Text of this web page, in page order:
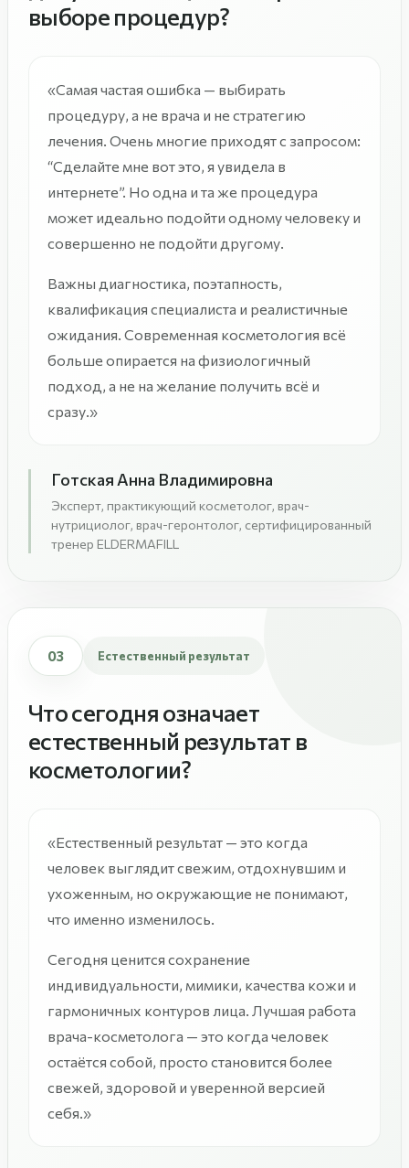
выборе процедур?
«Самая частая ошибка — выбирать
процедуру, а не врача и не стратегию
лечения. Очень многие приходят с запросом:
“Сделайте мне вот это, я увидела в
интернете”. Но одна и та же процедура
может идеально подойти одному человеку и
совершенно не подойти другому.
Важны диагностика, поэтапность,
квалификация специалиста и реалистичные
ожидания. Современная косметология всё
больше опирается на физиологичный
подход, а не на желание получить всё и
сразу.»
Готская Анна Владимировна
Эксперт, практикующий косметолог, врач-
нутрициолог, врач-геронтолог, сертифицированный
тренер ELDERMAFILL
03 Естественный результат
Что сегодня означает
естественный результат в
косметологии?
«Естественный результат — это когда
человек выглядит свежим, отдохнувшим и
ухоженным, но окружающие не понимают,
что именно изменилось.
Сегодня ценится сохранение
индивидуальности, мимики, качества кожи и
гармоничных контуров лица. Лучшая работа
врача-косметолога — это когда человек
остаётся собой, просто становится более
свежей, здоровой и уверенной версией
себя.»